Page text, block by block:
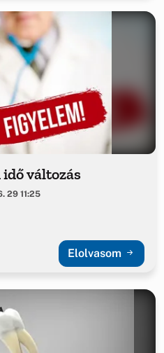
változás
29 11:25
Elolvasom